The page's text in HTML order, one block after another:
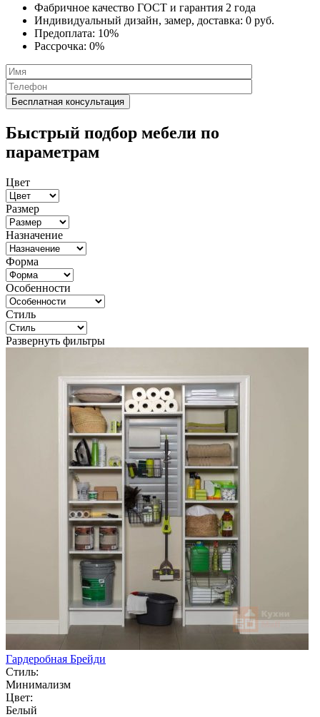
Фабричное качество ГОСТ и гарантия 2 года
Индивидуальный дизайн, замер, доставка: 0 руб.
Предоплата: 10%
Рассрочка: 0%
Быстрый подбор мебели по
параметрам
Цвет
Размер
Назначение
Форма
Особенности
Стиль
Развернуть фильтры
Гардеробная Брейди
Стиль:
Минимализм
Цвет:
Белый